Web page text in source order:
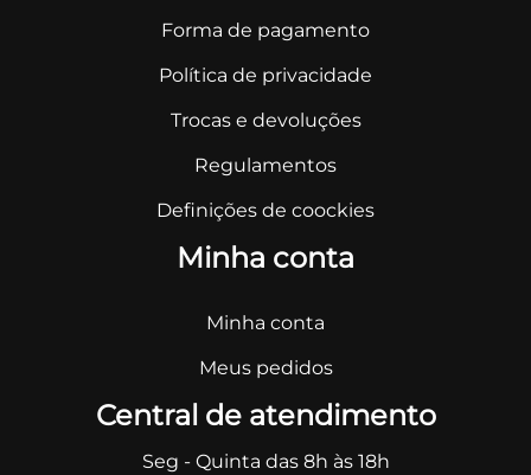
Forma de pagamento
Política de privacidade
Trocas e devoluções
Regulamentos
Definições de coockies
Minha conta
Minha conta
Meus pedidos
Central de atendimento
Seg - Quinta das 8h às 18h